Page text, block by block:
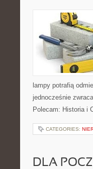
lampy potrafią
jednocześnie
Polecam: Historia i
CATEGORIES:
DLA